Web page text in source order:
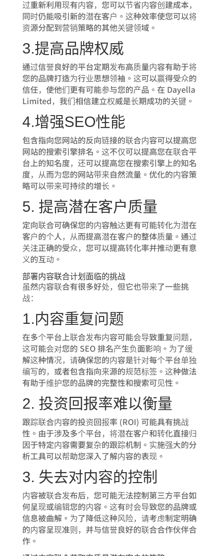
过重新利用现有内容，您可以节省内容创建成本，
同时仍能吸引新的潜在客户。这种效率使您可以将
资源分配到营销策略的其他关键领域。
3.提高品牌权威
通过信誉良好的平台定期发布高质量内容有助于将
您的品牌打造为行业思想领袖。这可以赢得受众的
信任，使他们更有可能参与您的产品。在 Dayella
Limited，我们相信建立权威是长期成功的关键。
4.增强SEO性能
包含指向您网站的反向链接的联合内容可以提高您
网站的搜索引擎排名。这不仅可以提高您在联合平
台上的知名度，还可以提高您在搜索引擎上的知名
度，从而为您的网站带来自然流量。优化的内容策
略可以带来可持续的增长。
5. 提高潜在客户质量
定向联合可确保您的内容触达更有可能转化为潜在
客户的个人，从而提高潜在客户的整体质量。通过
关注正确的受众，您可以提高转化率并推动更有意
义的互动。
部署内容联合计划面临的挑战
虽然内容联合有很多好处，但它也带来了一些挑
战：
1.内容重复问题
在多个平台上联合发布内容可能会导致重复问题，
这可能会对您的 SEO 排名产生负面影响。为了缓
解这种情况，请确保您的内容是针对每个平台单独
编写的，或者包含指向来源的规范标签。这种做法
有助于维护您的品牌的完整性和搜索可见性。
2. 投资回报率难以衡量
跟踪联合内容的投资回报率 (ROI) 可能具有挑战
性。由于涉及多个平台，将潜在客户和转化直接归
因于特定内容需要复杂的跟踪机制。实施强大的分
析工具可以帮助您深入了解内容的表现。
3. 失去对内容的控制
内容被联合发布后，您可能无法控制第三方平台如
何呈现或编辑您的内容。这有时会导致您的品牌或
信息被曲解。为了降低这种风险，请考虑制定明确
的内容呈现准则，并与信誉良好的联合合作伙伴合
作。